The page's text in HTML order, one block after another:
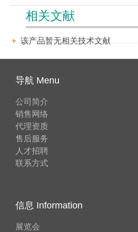
相关文献
该产品暂无相关技术文献
导航 Menu
公司简介
销售网络
代理资质
售后服务
人才招聘
联系方式
信息 Information
展览会